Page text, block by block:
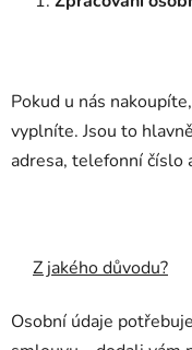
Pokud u nás
vyplníte. Jsou to
adresa, telefonní číslo
Z jakého důvodu?
Osobní údaje